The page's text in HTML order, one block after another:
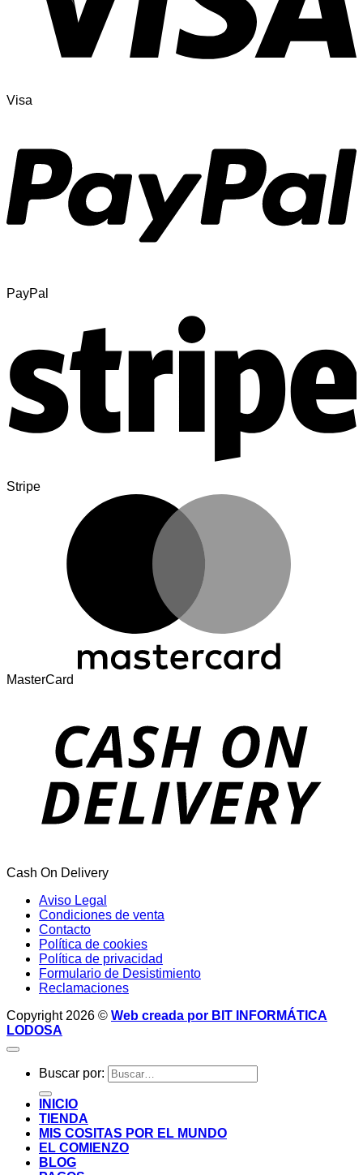
Visa
PayPal
Stripe
MasterCard
Cash On Delivery
Aviso Legal
Condiciones de venta
Contacto
Política de cookies
Política de privacidad
Formulario de Desistimiento
Reclamaciones
Copyright 2026 © Web creada por BIT INFORMÁTICA
LODOSA
Buscar por:
INICIO
TIENDA
MIS COSITAS POR EL MUNDO
EL COMIENZO
BLOG